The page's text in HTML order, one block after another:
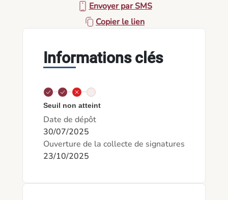
Envoyer par SMS
Copier le lien
Informations clés
Seuil non atteint
Date de dépôt
30/07/2025
Ouverture de la collecte de signatures
23/10/2025